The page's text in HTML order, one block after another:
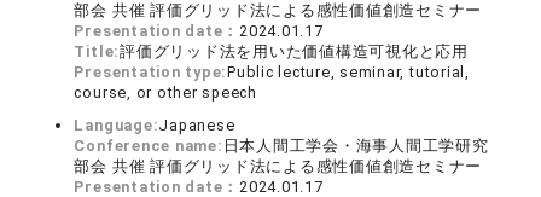
部会 共催 評価グリッド法による感性価値創造セミナー
Presentation date：2024.01.17
Title:評価グリッド法を用いた価値構造可視化と応用
Presentation type:Public lecture, seminar, tutorial,
course, or other speech
Language:Japanese
Conference name: 日本人間工学会・海事人間工学研究
部会 共催 評価グリッド法による感性価値創造セミナー
Presentation date：2024.01.17